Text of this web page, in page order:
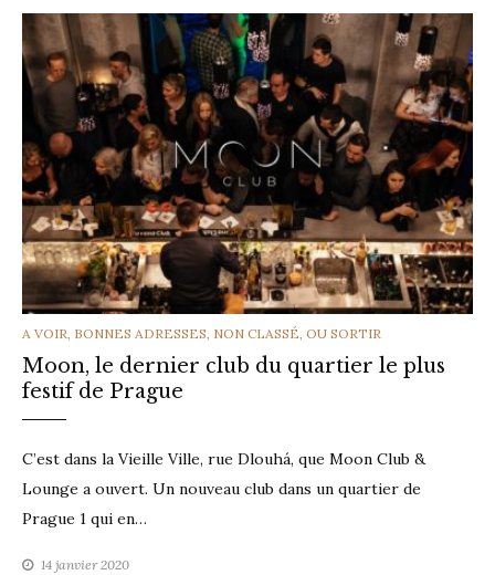
CATEGORIES
A VOIR, BONNES ADRESSES, NON CLASSÉ, OU SORTIR
Moon, le dernier club du quartier le plus
festif de Prague
C’est dans la Vieille Ville, rue Dlouhá, que Moon Club &
Lounge a ouvert. Un nouveau club dans un quartier de
Prague 1 qui en…
14 janvier 2020